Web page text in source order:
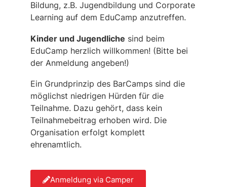
Bildung, z.B. Jugendbildung und Corporate
Learning auf dem EduCamp anzutreffen.
Kinder und Jugendliche sind beim
EduCamp herzlich willkommen! (Bitte bei
der Anmeldung angeben!)
Ein Grundprinzip des BarCamps sind die
möglichst niedrigen Hürden für die
Teilnahme. Dazu gehört, dass kein
Teilnahmebeitrag erhoben wird. Die
Organisation erfolgt komplett
ehrenamtlich.
Anmeldung via Camper